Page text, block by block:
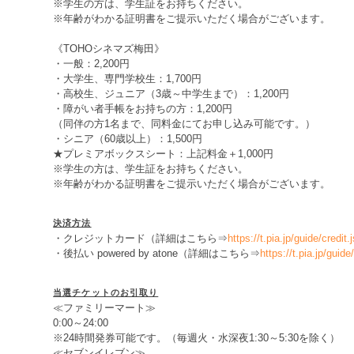
※学生の方は、学生証をお持ちください。
※年齢がわかる証明書をご提示いただく場合がございます。
《TOHOシネマズ梅田》
・一般：2,200円
・大学生、専門学校生：1,700円
・高校生、ジュニア（3歳～中学生まで）：1,200円
・障がい者手帳をお持ちの方：1,200円
（同伴の方1名まで、同料金にてお申し込み可能です。）
・シニア（60歳以上）：1,500円
★プレミアボックスシート：上記料金＋1,000円
※学生の方は、学生証をお持ちください。
※年齢がわかる証明書をご提示いただく場合がございます。
決済方法
・クレジットカード（詳細はこちら⇒ https://t.pia.jp/guide/
・後払い powered by atone（詳細はこちら⇒ https://t.pia.jp/
当選チケットのお引取り
≪ファミリーマート≫
0:00～24:00
※24時間発券可能です。（毎週火・水深夜1:30～5:30を除く）